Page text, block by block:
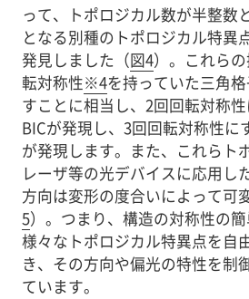
って、トポロジカル数が半整数
となる別種のトポロジカル特異
発見しました（図4）。これら
転対称性※4を持っていた三角
すことに相当し、2回回転対称
BICが発現し、3回回転対称性に
が発現します。また、これらト
レーザ等の光デバイスに応用し
方向は変形の度合いによって可
5）。つまり、構造の対称性の簡
様々なトポロジカル特異点を自
き、その方向や偏光の特性を制
ています。